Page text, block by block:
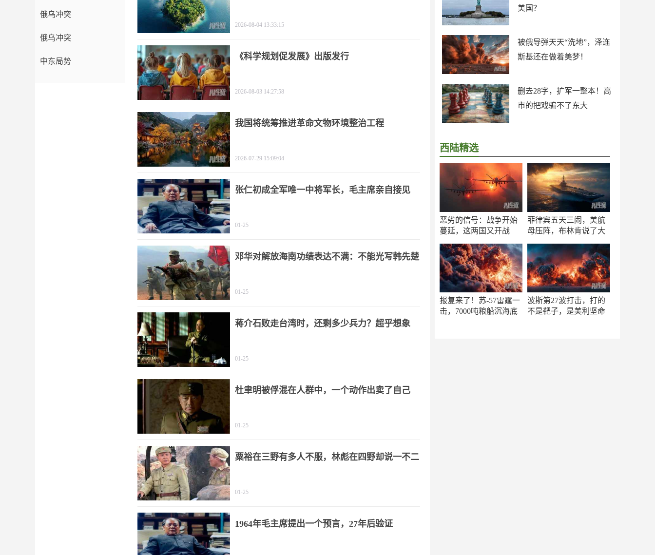
美国？
被俄导弹天天“洗地”，泽连
斯基还在做着美梦！
删去28字，扩军一整本！高
市的把戏骗不了东大
西陆精选
恶劣的信号：战争开始
蔓延，这两国又开战
菲律宾五天三闹，美航
母压阵，布林肯说了大
报复来了！苏-57雷霆一
击，7000吨粮船沉海底
波斯第27波打击，打的
不是靶子，是美利坚命
俄乌冲突
俄乌冲突
中东局势
2026-08-04 13:33:15
《科学规划促发展》出版发行
2026-08-03 14:27:58
我国将统筹推进革命文物环境整治工程
2026-07-29 15:09:04
张仁初成全军唯一中将军长，毛主席亲自接见
01-25
邓华对解放海南功绩表达不满：不能光写韩先楚
01-25
蒋介石败走台湾时，还剩多少兵力？超乎想象
01-25
杜聿明被俘混在人群中，一个动作出卖了自己
01-25
粟裕在三野有多人不服，林彪在四野却说一不二
01-25
1964年毛主席提出一个预言，27年后验证